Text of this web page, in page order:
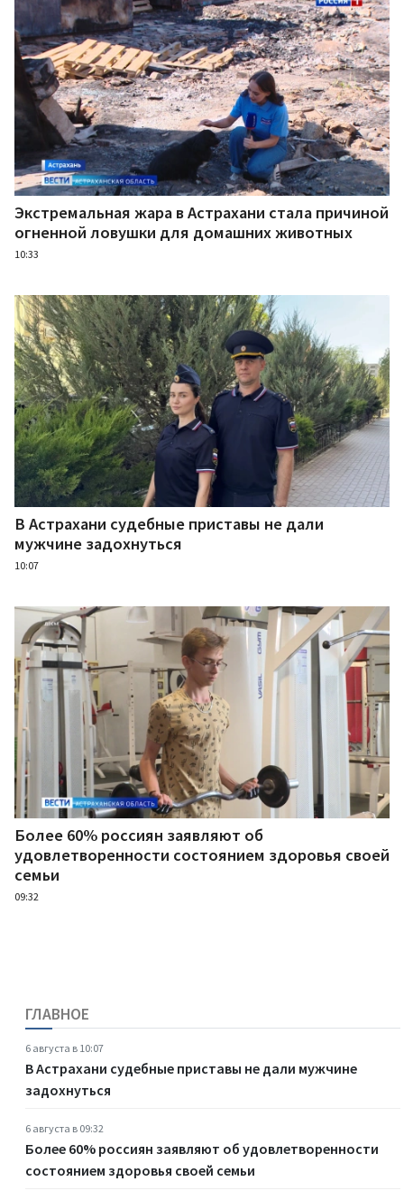
Экстремальная жара в Астрахани стала причиной
огненной ловушки для домашних животных
10:33
В Астрахани судебные приставы не дали
мужчине задохнуться
10:07
Более 60% россиян заявляют об
удовлетворенности состоянием здоровья своей
семьи
09:32
ГЛАВНОЕ
6 августа в 10:07
В Астрахани судебные приставы не дали мужчине
задохнуться
6 августа в 09:32
Более 60% россиян заявляют об удовлетворенности
состоянием здоровья своей семьи